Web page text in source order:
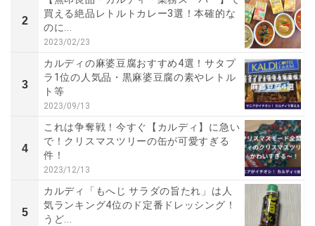
2
買える絶品レトルトカレー3選！本確的な
のに...
2023/02/23
3
カルディの麻婆豆腐おすすめ4選！サタプ
ラ1位の人気品・黒麻婆豆腐の素やレトル
ト等
2023/09/13
4
これは争奪戦！今すぐ【カルディ】に急い
で！クリスマスツリーの缶が可愛すぎる
件！
2023/12/13
5
カルディ「もへじ サラダの旨たれ」は人
気ランキング4位のド定番ドレッシング！
うど...